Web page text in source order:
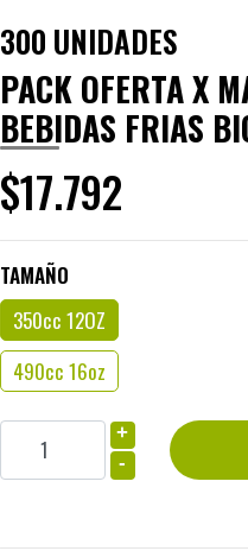
300 UNIDADES
PACK OFERTA X
BEBIDAS FRIAS
$17.792
TAMAÑO
350cc 12OZ
490cc 16oz
+
-